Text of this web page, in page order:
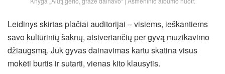
Leidinys skirtas plačiai auditorijai – visiems, ieškantiems
savo kultūrinių šaknų, atsiveriančių per gyvą muzikavimo
džiaugsmą. Juk gyvas dainavimas kartu skatina visus
mokėti burtis ir sutarti, vienas kito klausytis.